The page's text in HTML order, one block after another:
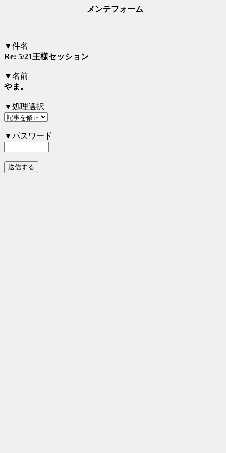
メンテフォーム
▼件名
Re: 5/21王様セッション
▼名前
やま。
▼処理選択
▼パスワード